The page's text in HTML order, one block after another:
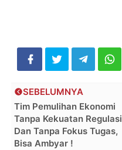
SEBELUMNYA
Tim Pemulihan Ekonomi
Tanpa Kekuatan Regulasi
Dan Tanpa Fokus Tugas,
Bisa Ambyar !